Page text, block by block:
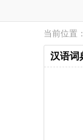
当前位置：
汉语词